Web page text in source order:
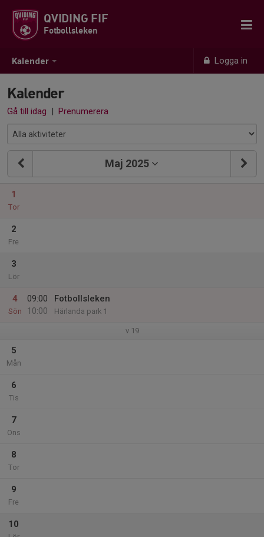
Kalender Logga in
QVIDING FIF
Fotbollsleken
Kalender
Gå till idag | Prenumerera
Maj 2025
1
Tor
2
Fre
3
Lör
4
Sön
09:00
10:00
Fotbollsleken
Härlanda park 1
v.19
5
Mån
6
Tis
7
Ons
8
Tor
9
Fre
10